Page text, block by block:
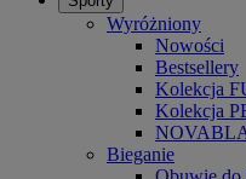
Wyróżniony
Nowości
Bestsellery
Kolekcja
Kolekcja
Bieganie